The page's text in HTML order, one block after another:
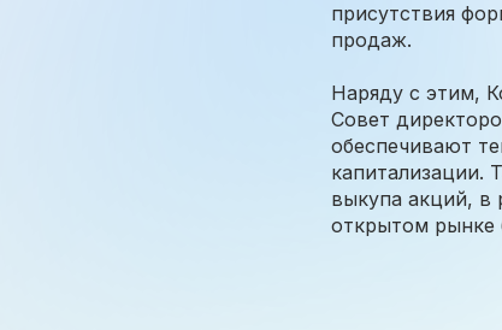
присутствия
продаж.
Наряду с этим,
Совет
обеспечивают
капитализации.
выкупа акций, в
открытом рынке